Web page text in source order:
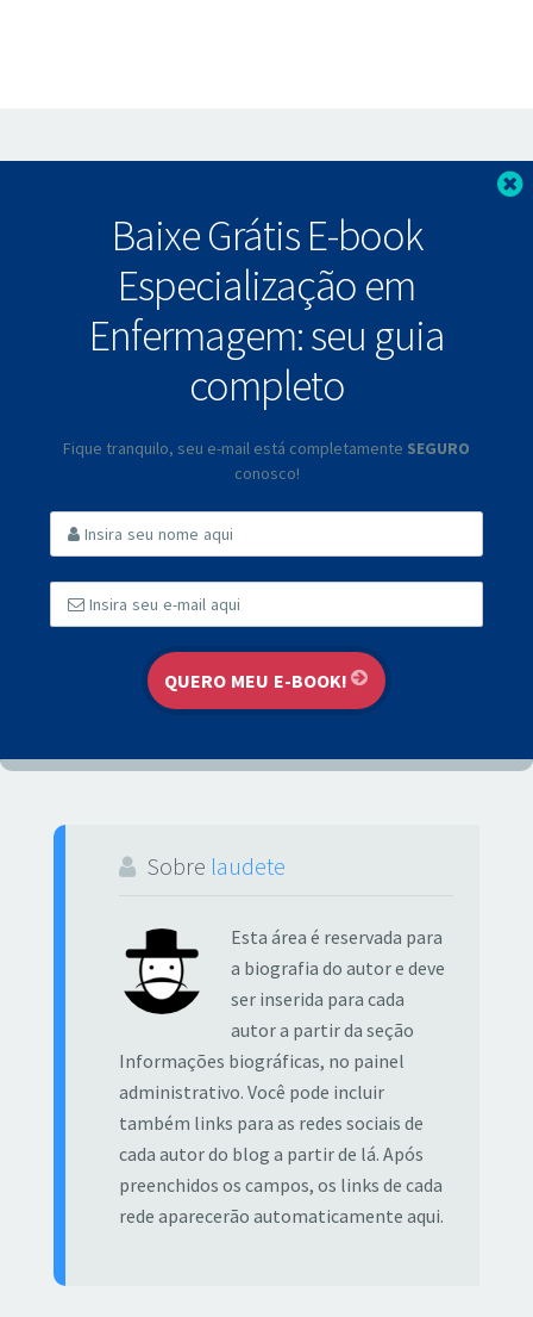
Baixe Grátis E-book
Especialização em
Enfermagem: seu guia
completo
Fique tranquilo, seu e-mail está completamente SEGURO
conosco!
Sobre laudete
Esta área é reservada para
a biografia do autor e deve
ser inserida para cada
autor a partir da seção
Informações biográficas, no painel
administrativo. Você pode incluir
também links para as redes sociais de
cada autor do blog a partir de lá. Após
preenchidos os campos, os links de cada
rede aparecerão automaticamente aqui.